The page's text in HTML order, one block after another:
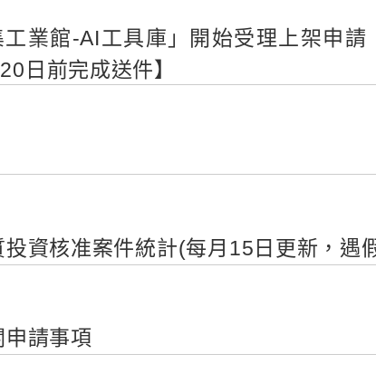
業館-AI工具庫」開始受理上架申請
日前完成送件】
資核准案件統計(每月15日更新，遇
申請事項